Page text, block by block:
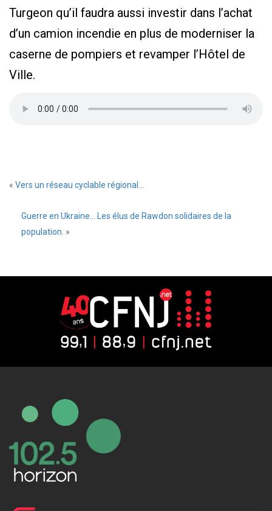
Turgeon qu’il faudra aussi investir dans l’achat
d’un camion incendie en plus de moderniser la
caserne de pompiers et revamper l’Hôtel de
Ville.
« Vers un réseau cyclable régional…
Guerre en Ukraine… Les élus de Rawdon solidaires de la
population. »